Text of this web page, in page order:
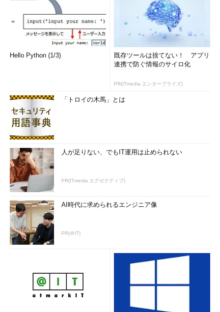
Hello Python (1/3)
既存ツールは捨てない！ アプリ
連携で防ぐ情報のサイロ化
PR(ITmedia エンタープライズ)
「トロイの木馬」とは
人が足りない、でもIT運用は止められない
PR(ITmedia エグゼクティブ)
AI時代に求められるエンジニア像
PR(＠IT)